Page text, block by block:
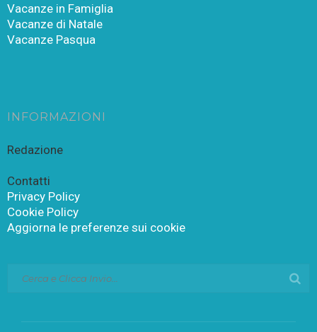
Vacanze in Famiglia
Vacanze di Natale
Vacanze Pasqua
INFORMAZIONI
Redazione
Contatti
Privacy Policy
Cookie Policy
Aggiorna le preferenze sui cookie